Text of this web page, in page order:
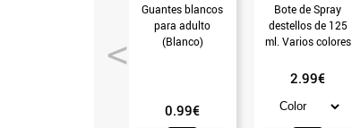
Guantes blancos
para adulto
(Blanco)
0.99€
Bote de Spray
destellos de 125
ml. Varios colores
2.99€